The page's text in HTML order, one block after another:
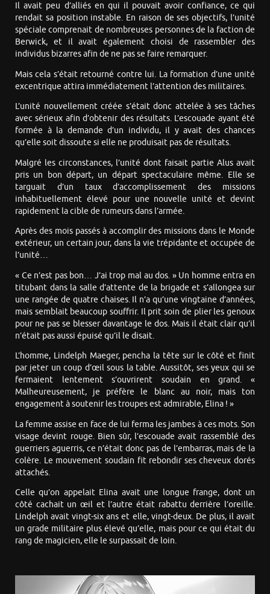
Il avait peu d’alliés en qui il pouvait avoir confiance, ce qui
rendait sa position instable. En raison de ses objectifs, l’unité
spéciale comprenait de nombreuses personnes de la faction de
Berwick, et il avait également choisi de rassembler des
individus bizarres afin de ne pas se faire remarquer.
Mais cela s’était retourné contre lui. La formation d’une unité
excentrique attira immédiatement l’attention des militaires.
L’unité nouvellement créée s’était donc attelée à ses tâches
avec sérieux afin d’obtenir des résultats. L’escouade ayant été
formée à la demande d’un individu, il y avait des chances
qu’elle soit dissoute si elle ne produisait pas de résultats.
Malgré les circonstances, l’unité dont faisait partie Alus avait
pris un bon départ, un départ spectaculaire même. Elle se
targuait d’un taux d’accomplissement des missions
inhabituellement élevé pour une nouvelle unité et devint
rapidement la cible de rumeurs dans l’armée.
Après des mois passés à accomplir des missions dans le Monde
extérieur, un certain jour, dans la vie trépidante et occupée de
l’unité…
« Ce n’est pas bon… J’ai trop mal au dos. » Un homme entra en
titubant dans la salle d’attente de la brigade et s’allongea sur
une rangée de quatre chaises. Il n’a qu’une vingtaine d’années,
mais semblait beaucoup souffrir. Il prit soin de plier les genoux
pour ne pas se blesser davantage le dos. Mais il était clair qu’il
n’était pas aussi épuisé qu’il le disait.
L’homme, Lindelph Maeger, pencha la tête sur le côté et finit
par jeter un coup d’œil sous la table. Aussitôt, ses yeux qui se
fermaient lentement s’ouvrirent soudain en grand. «
Malheureusement, je préfère le blanc au noir, mais ton
engagement à soutenir les troupes est admirable, Elina ! »
La femme assise en face de lui ferma les jambes à ces mots. Son
visage devint rouge. Bien sûr, l’escouade avait rassemblé des
guerriers aguerris, ce n’était donc pas de l’embarras, mais de la
colère. Le mouvement soudain fit rebondir ses cheveux dorés
attachés.
Celle qu’on appelait Elina avait une longue frange, dont un
côté cachait un œil et l’autre était rabattu derrière l’oreille.
Lindelph avait vingt-six ans et elle, vingt-deux. De plus, il avait
un grade militaire plus élevé qu’elle, mais pour ce qui était du
rang de magicien, elle le surpassait de loin.